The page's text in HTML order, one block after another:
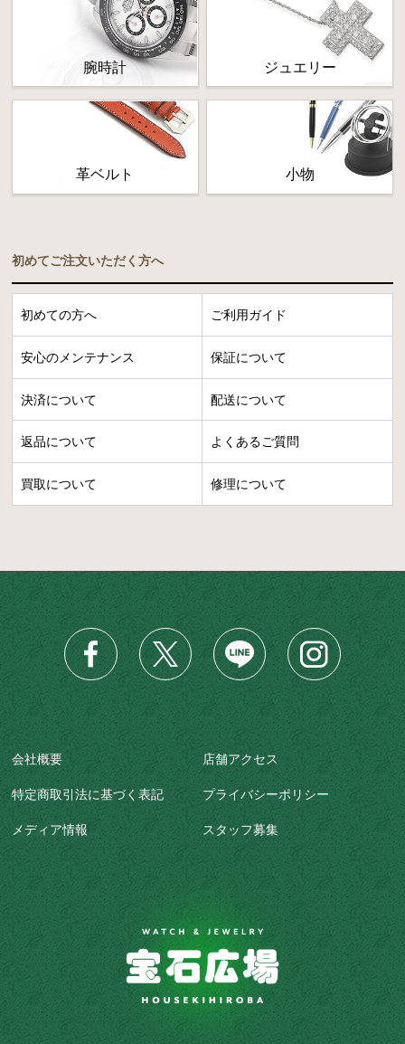
腕時計 ジュエリー
革ベルト 小物
初めてご注文いただく方へ
初めての方へ ご利用ガイド
安心のメンテナンス 保証について
決済について 配送について
返品について よくあるご質問
買取について 修理について
会社概要 店舗アクセス
特定商取引法に基づく表記 プライバシーポリシー
メディア情報 スタッフ募集